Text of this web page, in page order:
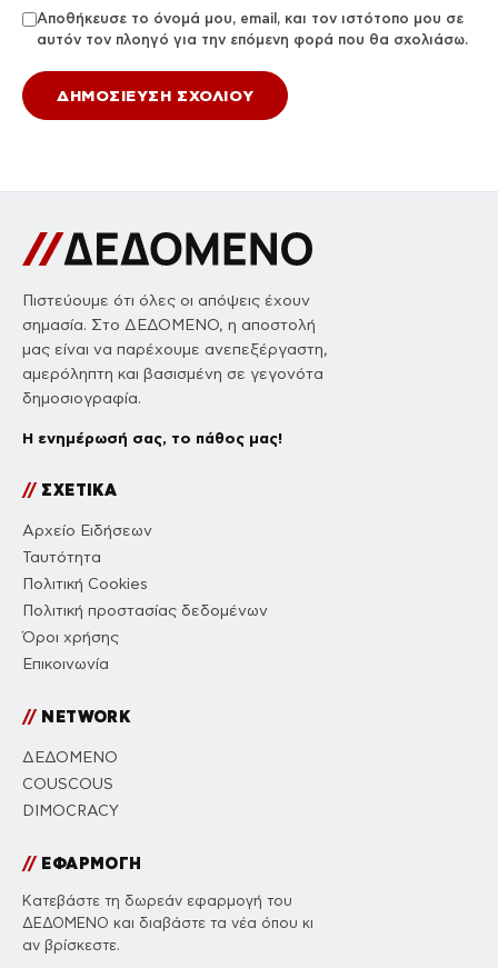
Αποθήκευσε το όνομά μου, email, και τον ιστότοπο μου σε
αυτόν τον πλοηγό για την επόμενη φορά που θα σχολιάσω.
Πιστεύουμε ότι όλες οι απόψεις έχουν
σημασία. Στο ΔΕΔΟΜΕΝΟ, η αποστολή
μας είναι να παρέχουμε ανεπεξέργαστη,
αμερόληπτη και βασισμένη σε γεγονότα
δημοσιογραφία.
Η ενημέρωσή σας, το πάθος μας!
//ΣΧΕΤΙΚΑ
Αρχείο Ειδήσεων
Ταυτότητα
Πολιτική Cookies
Πολιτική προστασίας δεδομένων
Όροι χρήσης
Επικοινωνία
//NETWORK
ΔΕΔΟΜΕΝΟ
COUSCOUS
DIMOCRACY
//ΕΦΑΡΜΟΓΗ
Κατεβάστε τη δωρεάν εφαρμογή του
ΔΕΔΟΜΕΝΟ και διαβάστε τα νέα όπου κι
αν βρίσκεστε.